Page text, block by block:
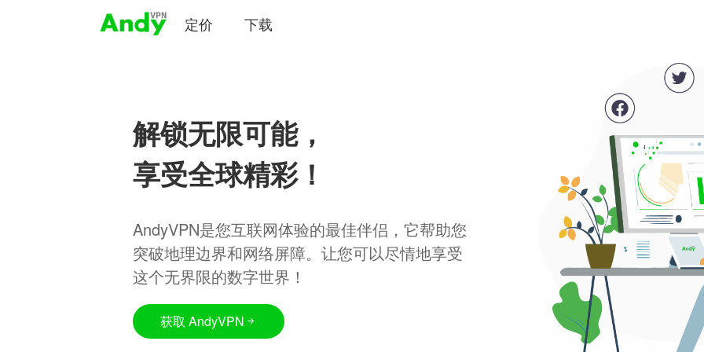
定价 下载
解锁无限可能，
享受全球精彩！
AndyVPN是您互联网体验的最佳伴侣，它帮助您
突破地理边界和网络屏障。让您可以尽情地享受
这个无界限的数字世界！
获取 AndyVPN